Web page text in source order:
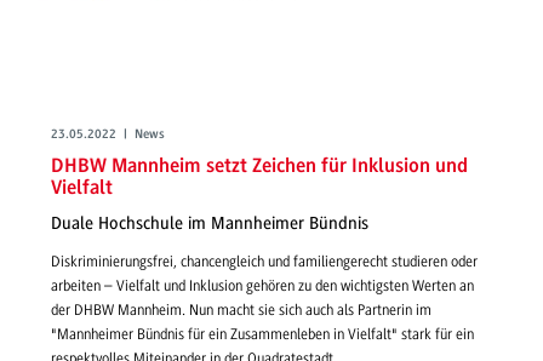
23.05.2022 | News
DHBW Mannheim setzt Zeichen für Inklusion und
Vielfalt
Duale Hochschule im Mannheimer Bündnis
Diskriminierungsfrei, chancengleich und familiengerecht studieren oder
arbeiten – Vielfalt und Inklusion gehören zu den wichtigsten Werten an
der DHBW Mannheim. Nun macht sie sich auch als Partnerin im
"Mannheimer Bündnis für ein Zusammenleben in Vielfalt" stark für ein